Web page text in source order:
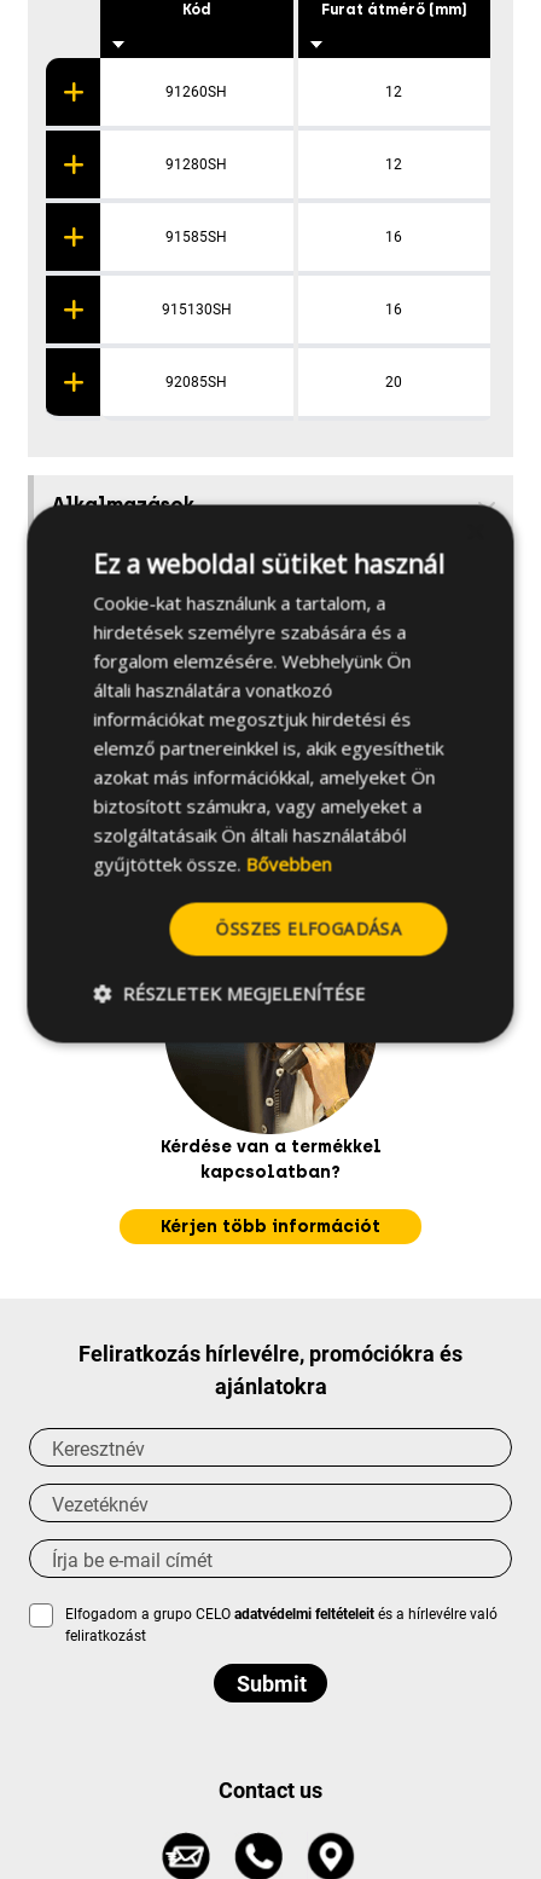
Kód
91260SH
91280SH
91585SH
915130SH
92085SH
Furat átmérő (mm)
12
12
16
16
20
Alkalmazások
Alapanyagok
Kapcsolódó termékek
Telepítési útmutató
Kérdése van a termékkel
kapcsolatban?
Kérjen több információt
Feliratkozás hírlevélre, promóciókra és
ajánlatokra
Elfogadom a grupo CELOadatvédelmi feltételeit és a hírlevélre való
feliratkozást
Contact us
Ez a weboldal sütiket használ
Cookie-kat használunk a tartalom, a
hirdetések személyre szabására és a
forgalom elemzésére. Webhelyünk Ön
általi használatára vonatkozó
információkat megosztjuk hirdetési és
elemző partnereinkkel is, akik egyesíthetik
azokat más információkkal, amelyeket Ön
biztosított számukra, vagy amelyeket a
szolgáltatásaik Ön általi használatából
gyűjtöttek össze. Bővebben
ÖSSZES ELFOGADÁSA
RÉSZLETEK MEGJELENÍTÉSE